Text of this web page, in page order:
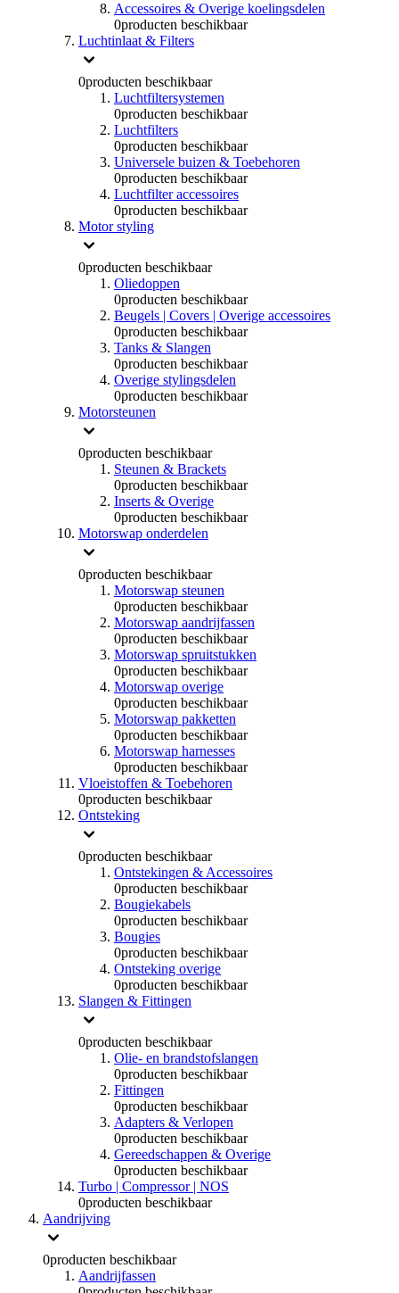
Accessoires & Overige koelingsdelen
0producten beschikbaar
Luchtinlaat & Filters
0producten beschikbaar
Luchtfiltersystemen
0producten beschikbaar
Luchtfilters
0producten beschikbaar
Universele buizen & Toebehoren
0producten beschikbaar
Luchtfilter accessoires
0producten beschikbaar
Motor styling
0producten beschikbaar
Oliedoppen
0producten beschikbaar
Beugels | Covers | Overige accessoires
0producten beschikbaar
Tanks & Slangen
0producten beschikbaar
Overige stylingsdelen
0producten beschikbaar
Motorsteunen
0producten beschikbaar
Steunen & Brackets
0producten beschikbaar
Inserts & Overige
0producten beschikbaar
Motorswap onderdelen
0producten beschikbaar
Motorswap steunen
0producten beschikbaar
Motorswap aandrijfassen
0producten beschikbaar
Motorswap spruitstukken
0producten beschikbaar
Motorswap overige
0producten beschikbaar
Motorswap pakketten
0producten beschikbaar
Motorswap harnesses
0producten beschikbaar
Vloeistoffen & Toebehoren
0producten beschikbaar
Ontsteking
0producten beschikbaar
Ontstekingen & Accessoires
0producten beschikbaar
Bougiekabels
0producten beschikbaar
Bougies
0producten beschikbaar
Ontsteking overige
0producten beschikbaar
Slangen & Fittingen
0producten beschikbaar
Olie- en brandstofslangen
0producten beschikbaar
Fittingen
0producten beschikbaar
Adapters & Verlopen
0producten beschikbaar
Gereedschappen & Overige
0producten beschikbaar
Turbo | Compressor | NOS
0producten beschikbaar
Aandrijving
0producten beschikbaar
Aandrijfassen